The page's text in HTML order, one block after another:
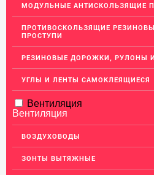
Алюминиевые листы
Гладкие алюминиевые листы
Рифленые алюминиевые листы
Алюминиевые профили
Алюминиевые трубы
Профиль для гипсокартона, МДФ,
МОДУЛЬНЫЕ АНТИСКОЛЬЗЯЩИЕ
ПРОТИВОСКОЛЬЗЯЩИЕ
ПРОСТУПИ
РЕЗИНОВЫЕ ДОРОЖКИ, РУЛОНЫ
УГЛЫ И ЛЕНТЫ САМОКЛЕЯЩИЕСЯ
Вентиляция
Вентиляция
ВОЗДУХОВОДЫ
ЗОНТЫ ВЫТЯЖНЫЕ